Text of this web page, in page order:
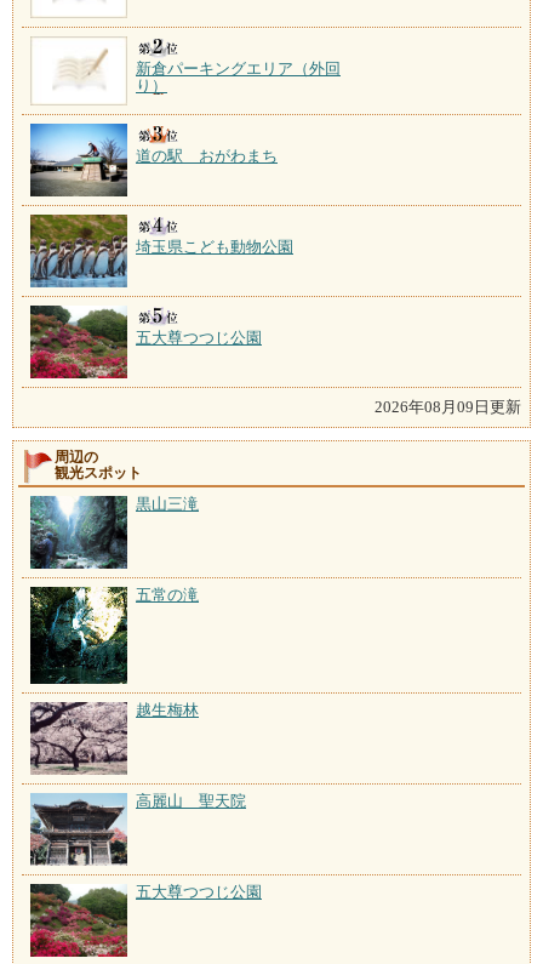
新倉パーキングエリア（外回
り）
道の駅 おがわまち
埼玉県こども動物公園
五大尊つつじ公園
2026年08月09日更新
周辺の
観光スポット
黒山三滝
五常の滝
越生梅林
高麗山 聖天院
五大尊つつじ公園